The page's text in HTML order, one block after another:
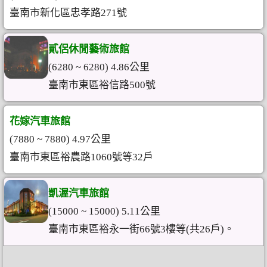
臺南市新化區忠孝路271號
貳侶休閒藝術旅館
(6280 ~ 6280) 4.86公里
臺南市東區裕信路500號
花嫁汽車旅館
(7880 ~ 7880) 4.97公里
臺南市東區裕農路1060號等32戶
凱渥汽車旅館
(15000 ~ 15000) 5.11公里
臺南市東區裕永一街66號3樓等(共26戶)。